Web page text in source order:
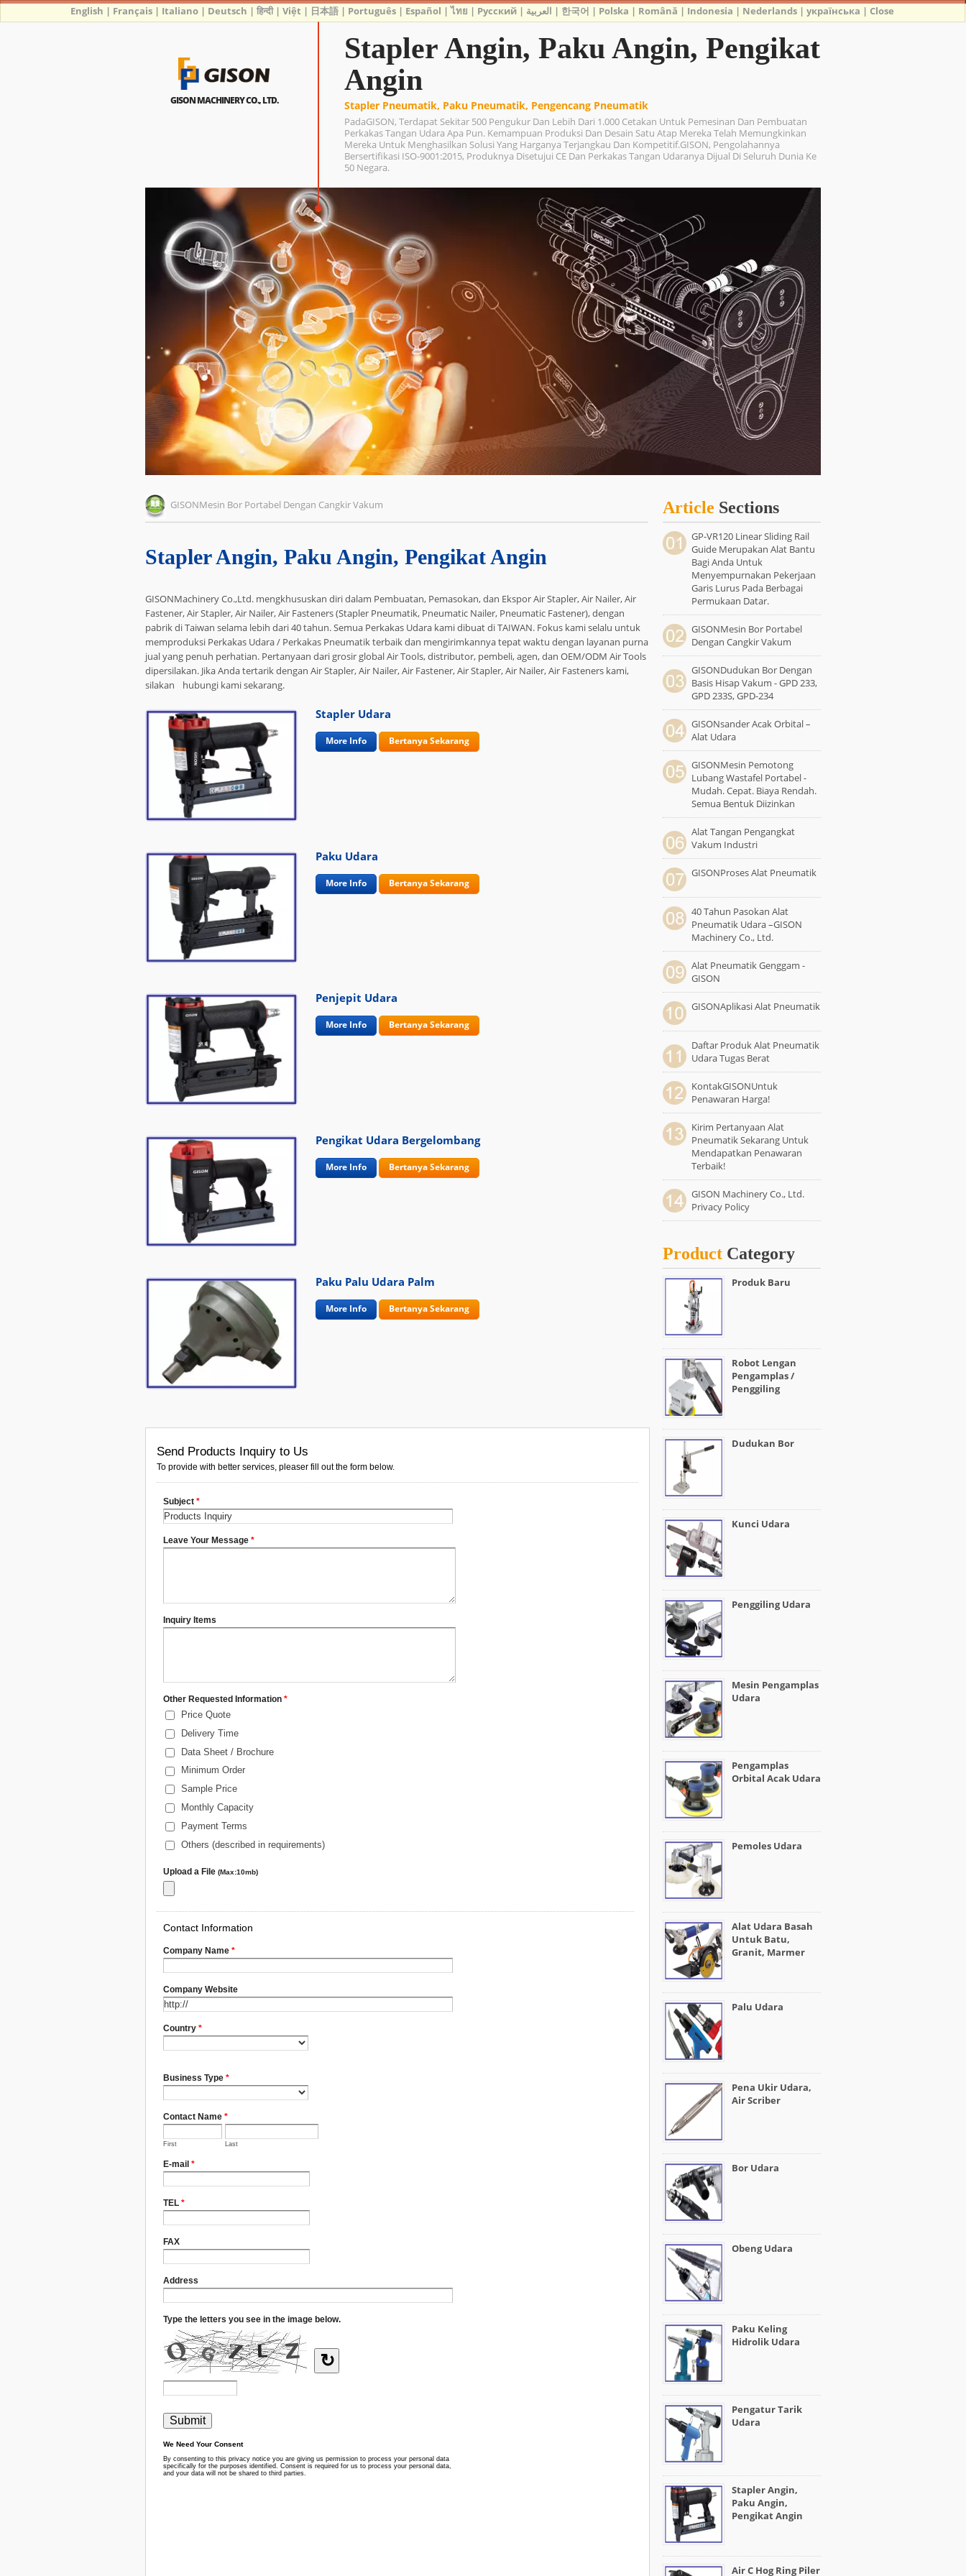
GISON MACHINERY CO., LTD.
Stapler Angin, Paku Angin, Pengikat
Angin
Stapler Pneumatik, Paku Pneumatik, Pengencang Pneumatik
PadaGISON, Terdapat Sekitar 500 Pengukur Dan Lebih Dari 1.000 Cetakan Untuk Pemesinan Dan Pembuatan
Perkakas Tangan Udara Apa Pun. Kemampuan Produksi Dan Desain Satu Atap Mereka Telah Memungkinkan
Mereka Untuk Menghasilkan Solusi Yang Harganya Terjangkau Dan Kompetitif.GISON, Pengolahannya
Bersertifikasi ISO-9001:2015, Produknya Disetujui CE Dan Perkakas Tangan Udaranya Dijual Di Seluruh Dunia Ke
50 Negara.
GISONMesin Bor Portabel Dengan Cangkir Vakum
Stapler Angin, Paku Angin, Pengikat Angin
GISONMachinery Co.,Ltd. mengkhususkan diri dalam Pembuatan, Pemasokan, dan Ekspor Air Stapler, Air Nailer, Air
Fastener, Air Stapler, Air Nailer, Air Fasteners (Stapler Pneumatik, Pneumatic Nailer, Pneumatic Fastener), dengan
pabrik di Taiwan selama lebih dari 40 tahun. Semua Perkakas Udara kami dibuat di TAIWAN. Fokus kami selalu untuk
memproduksi Perkakas Udara / Perkakas Pneumatik terbaik dan mengirimkannya tepat waktu dengan layanan purna
jual yang penuh perhatian. Pertanyaan dari grosir global Air Tools, distributor, pembeli, agen, dan OEM/ODM Air Tools
dipersilakan. Jika Anda tertarik dengan Air Stapler, Air Nailer, Air Fastener, Air Stapler, Air Nailer, Air Fasteners kami,
silakan
hubungi kamisekarang.
Stapler Udara
More Info Bertanya Sekarang
Paku Udara
More Info Bertanya Sekarang
Penjepit Udara
More Info Bertanya Sekarang
Pengikat Udara Bergelombang
More Info Bertanya Sekarang
Paku Palu Udara Palm
More Info Bertanya Sekarang
Article Sections
GP-VR120 Linear Sliding Rail
Guide Merupakan Alat Bantu
Bagi Anda Untuk
Menyempurnakan Pekerjaan
Garis Lurus Pada Berbagai
Permukaan Datar.
GISONMesin Bor Portabel
Dengan Cangkir Vakum
GISONDudukan Bor Dengan
Basis Hisap Vakum - GPD 233,
GPD 233S, GPD-234
GISONsander Acak Orbital –
Alat Udara
GISONMesin Pemotong
Lubang Wastafel Portabel -
Mudah. ​​Cepat. Biaya Rendah.
Semua Bentuk Diizinkan
Alat Tangan Pengangkat
Vakum Industri
GISONProses Alat Pneumatik
40 Tahun Pasokan Alat
Pneumatik Udara –GISON
Machinery Co., Ltd.
Alat Pneumatik Genggam -
GISON
GISONAplikasi Alat Pneumatik
Daftar Produk Alat Pneumatik
Udara Tugas Berat
KontakGISONUntuk
Penawaran Harga!
Kirim Pertanyaan Alat
Pneumatik Sekarang Untuk
Mendapatkan Penawaran
Terbaik!
GISON Machinery Co., Ltd.
Privacy Policy
Product Category
Produk Baru
Robot Lengan
Pengamplas /
Penggiling
Dudukan Bor
Kunci Udara
Penggiling Udara
Mesin Pengamplas
Udara
Pengamplas
Orbital Acak Udara
Pemoles Udara
Alat Udara Basah
Untuk Batu,
Granit, Marmer
Palu Udara
Pena Ukir Udara,
Air Scriber
Bor Udara
Obeng Udara
Paku Keling
Hidrolik Udara
Pengatur Tarik
Udara
Stapler Angin,
Paku Angin,
Pengikat Angin
Air C Hog Ring Piler
English | Français | Italiano | Deutsch |हिन्दी|Việt | 日本語 | Português | Español |ไทย | Русский | العربية | 한국어 | Polska | Română | Indonesia | Nederlands |українська | Close